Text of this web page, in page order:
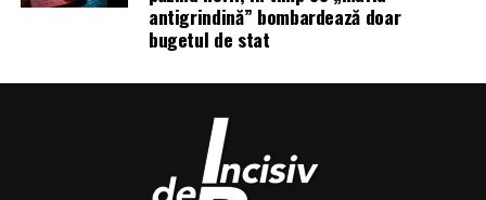
antigrindină” bombardează doar
bugetul de stat